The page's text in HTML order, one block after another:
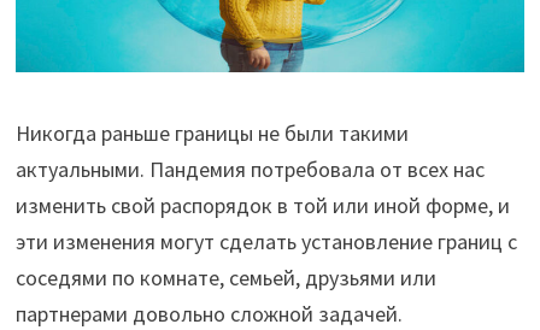
Никогда раньше границы не были такими
актуальными. Пандемия потребовала от всех нас
изменить свой распорядок в той или иной форме, и
эти изменения могут сделать установление границ с
соседями по комнате, семьей, друзьями или
партнерами довольно сложной задачей.